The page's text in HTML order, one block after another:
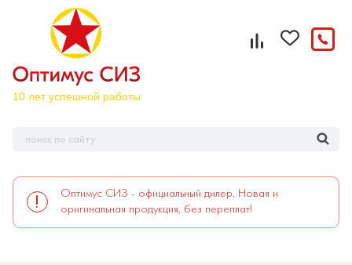
Оптимус СИЗ - официальный дилер. Новая и
оригинальная продукция, без переплат!